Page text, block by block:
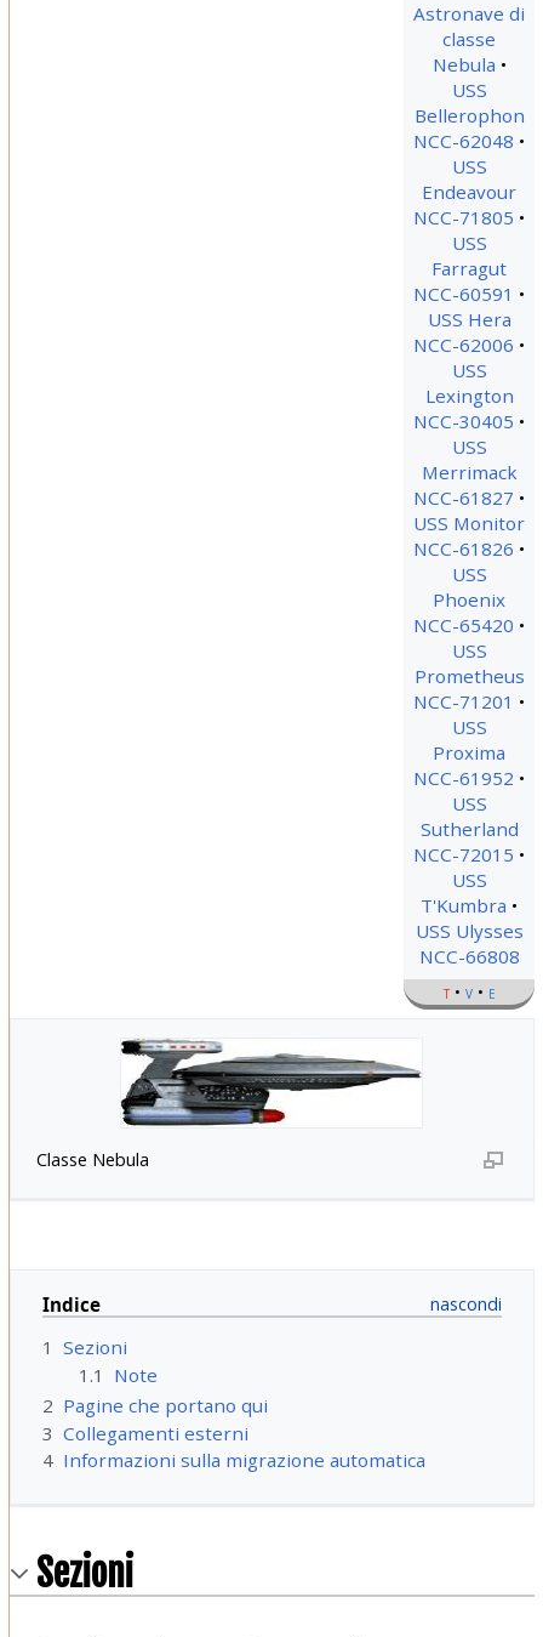
Astronave di
classe
Nebula
USS
Bellerophon
NCC-62048
USS
Endeavour
NCC-71805
USS
Farragut
NCC-60591
USS Hera
NCC-62006
USS
Lexington
NCC-30405
USS
Merrimack
NCC-61827
USS Monitor
NCC-61826
USS
Phoenix
NCC-65420
USS
Prometheus
NCC-71201
USS
Proxima
NCC-61952
USS
Sutherland
NCC-72015
USS
T'Kumbra
USS Ulysses
NCC-66808
t v e
Classe Nebula
Indice
1 Sezioni
1.1
Note
2 Pagine che portano qui
3 Collegamenti esterni
4 Informazioni sulla migrazione automatica
Sezioni